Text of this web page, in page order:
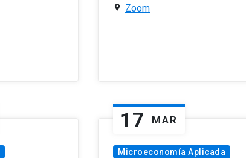
Zoom
17 MAR
Microeconomía Aplicada